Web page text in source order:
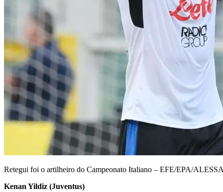
Retegui foi o artilheiro do Campeonato Italiano – EFE/EPA/
Kenan Yildiz (Juventus)